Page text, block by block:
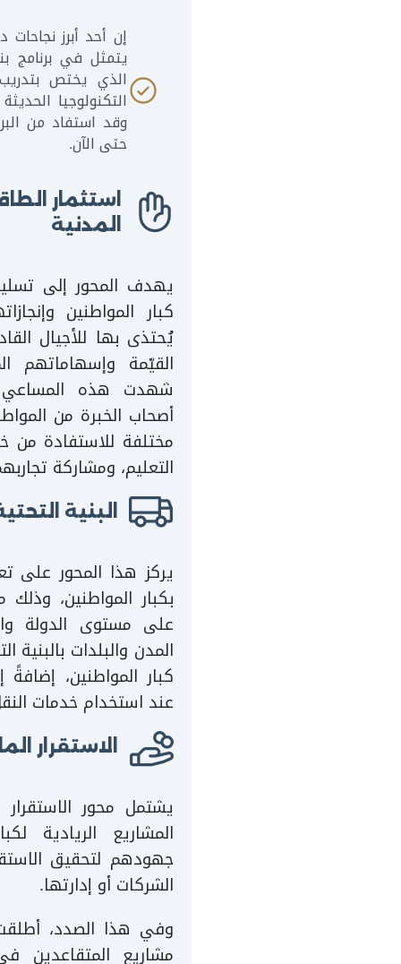
إن أحد أبرز
يتمثل في برنامج
الذي يختص
التكنولوجيا
حتى الآن.
استثمار
المدنية
يهدف المحور إلى
كبار المواطنين
يُحتذى بها للأجيال
القيّمة وإسهاماتهم
شهدت هذه المساعي
أصحاب الخبرة من
مختلفة للاستفادة من
التعليم، ومشاركة
البنية
يركز هذا المحور على
بكبار المواطنين،
على مستوى الدولة
المدن والبلدات بالبنية
كبار المواطنين،
عند استخدام خدمات
الاستقرار
يشتمل محور
المشاريع الريادية
جهودهم لتحقيق
الشركات أو إدارتها.
وفي هذا الصدد، أطلقت